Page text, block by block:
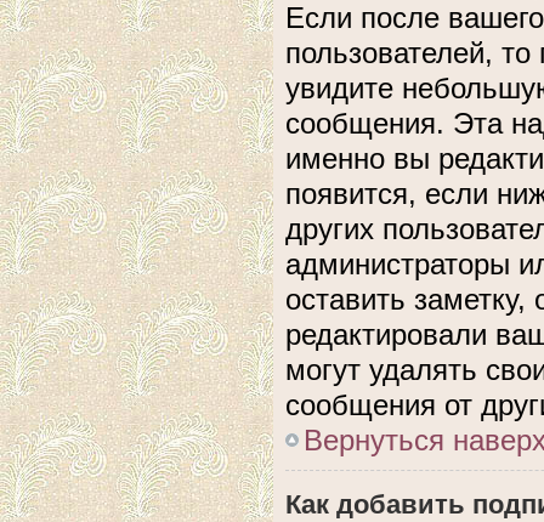
Если после
пользователей,
увидите
сообщения. Эта
именно вы
появится, если
других
администраторы
оставить заметку,
редактировали
могут удалять
сообщения от
Вернуться
Как добавить